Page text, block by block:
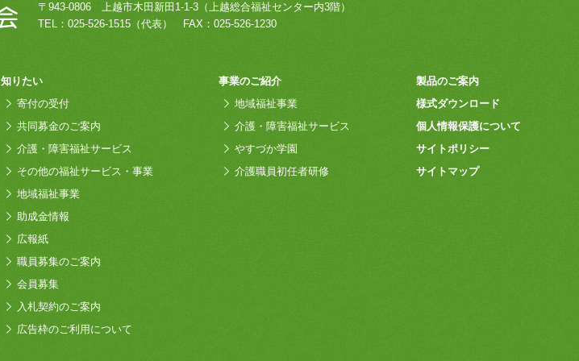
〒943-0806 上越市木田新田1-1-3 （上越総合福祉センター内3階）
TEL： 025-526-1515 （代表） FAX：025-526-1230
知りたい
寄付の受付
共同募金のご案内
介護・障害福祉サービス
その他の福祉サービス・事業
地域福祉事業
助成金情報
広報紙
職員募集のご案内
会員募集
入札契約のご案内
広告枠のご利用について
事業のご紹介
地域福祉事業
介護・障害福祉サービス
やすづか学園
介護職員初任者研修
製品のご案内
様式ダウンロード
個人情報保護について
サイトポリシー
サイトマップ